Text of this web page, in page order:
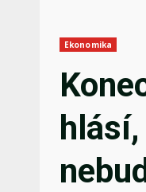
Ekonomika